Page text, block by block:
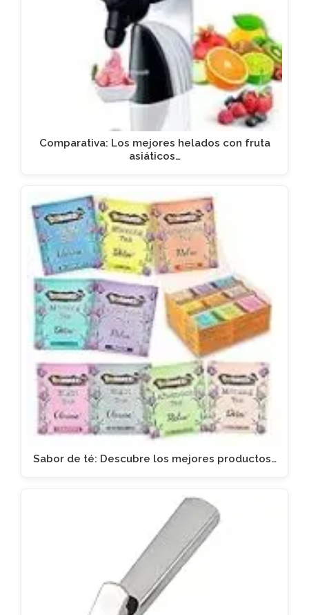
Comparativa: Los mejores helados con fruta
asiáticos…
Sabor de té: Descubre los mejores productos…